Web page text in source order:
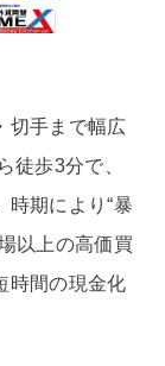
切手まで幅広
徒歩3分で、
時期により“暴
以上の高価買
時間の現金化